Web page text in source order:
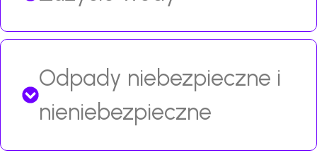
Odpady niebezpieczne i
nie­niebezpieczne